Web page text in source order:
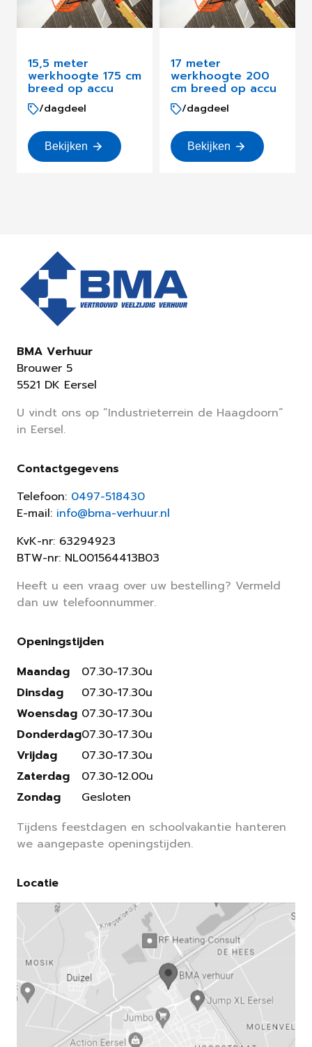
15,5 meter
werkhoogte 175 cm
breed op accu
/dagdeel
Bekijken
17 meter
werkhoogte 200
cm breed op accu
/dagdeel
Bekijken
BMA Verhuur
Brouwer 5
5521 DK Eersel
U vindt ons op “Industrieterrein de Haagdoorn”
in Eersel.
Contactgegevens
Telefoon: 0497-518430
E-mail: info@bma-verhuur.nl
KvK-nr: 63294923
BTW-nr: NL001564413B03
Heeft u een vraag over uw bestelling? Vermeld
dan uw telefoonnummer.
Openingstijden
Maandag
Dinsdag
Woensdag
Donderdag
Vrijdag
Zaterdag
Zondag
07.30-17.30u
07.30-17.30u
07.30-17.30u
07.30-17.30u
07.30-17.30u
07.30-12.00u
Gesloten
Tijdens feestdagen en schoolvakantie hanteren
we aangepaste openingstijden.
Locatie